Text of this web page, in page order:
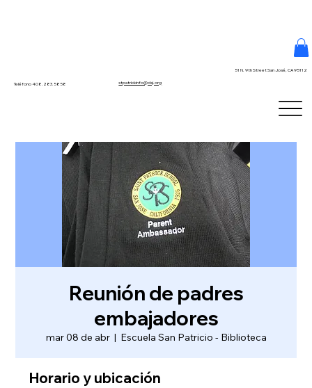
Teléfono 408.283.5858 stpatrickinfo@dsj.org
51 N. 9th Street San José, CA 95112
Reunión de padres
embajadores
mar 08 de abr
  |
Escuela San Patricio - Biblioteca
Horario y ubicación